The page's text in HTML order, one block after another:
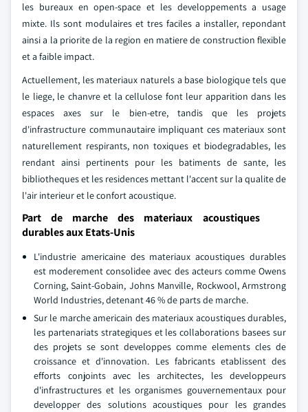
les bureaux en open-space et les developpements a usage
mixte. Ils sont modulaires et tres faciles a installer, repondant
ainsi a la priorite de la region en matiere de construction flexible
et a faible impact.
Actuellement, les materiaux naturels a base biologique tels que
le liege, le chanvre et la cellulose font leur apparition dans les
espaces axes sur le bien-etre, tandis que les projets
d'infrastructure communautaire impliquant ces materiaux sont
naturellement respirants, non toxiques et biodegradables, les
rendant ainsi pertinents pour les batiments de sante, les
bibliotheques et les residences mettant l'accent sur la qualite de
l'air interieur et le confort acoustique.
Part de marche des materiaux acoustiques
durables aux Etats-Unis
L'industrie americaine des materiaux acoustiques durables
est moderement consolidee avec des acteurs comme Owens
Corning, Saint-Gobain, Johns Manville, Rockwool, Armstrong
World Industries, detenant 46 % de parts de marche.
Sur le marche americain des materiaux acoustiques durables,
les partenariats strategiques et les collaborations basees sur
des projets se sont developpes comme elements cles de
croissance et d'innovation. Les fabricants etablissent des
efforts conjoints avec les architectes, les developpeurs
d'infrastructures et les organismes gouvernementaux pour
developper des solutions acoustiques pour les grandes